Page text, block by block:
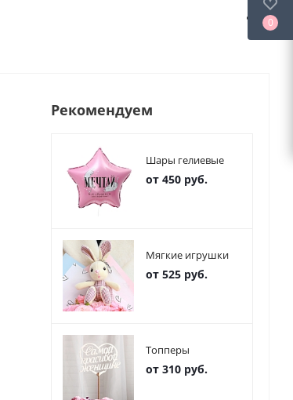
Рекомендуем
Шары гелиевые
от 450 руб.
Мягкие игрушки
от 525 руб.
Топперы
от 310 руб.
0